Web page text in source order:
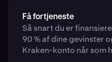
Få fortjeneste
Så snart du er
90 % af dine gevinster
Kraken-konto når som